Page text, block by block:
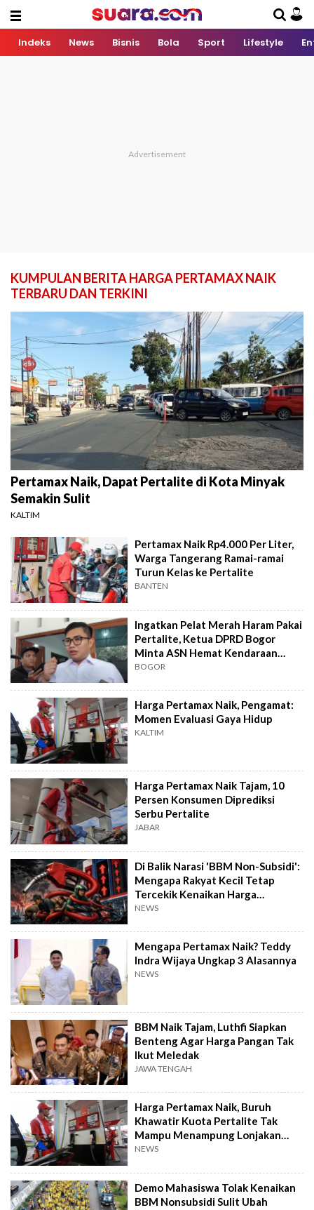
Indeks News Bisnis Bola Sport Lifestyle
KUMPULAN BERITA HARGA PERTAMAX NAIK
TERBARU DAN TERKINI
Pertamax Naik, Dapat Pertalite di Kota Minyak
Semakin Sulit
KALTIM
Pertamax Naik Rp4.000 Per Liter,
Warga Tangerang Ramai-ramai
Turun Kelas ke Pertalite
BANTEN
Ingatkan Pelat Merah Haram Pakai
Pertalite, Ketua DPRD Bogor
Minta ASN Hemat Kendaraan
Dinas
BOGOR
Harga Pertamax Naik, Pengamat:
Momen Evaluasi Gaya Hidup
KALTIM
Harga Pertamax Naik Tajam, 10
Persen Konsumen Diprediksi
Serbu Pertalite
JABAR
Di Balik Narasi 'BBM Non-Subsidi':
Mengapa Rakyat Kecil Tetap
Tercekik Kenaikan Harga
Pertamax?
NEWS
Mengapa Pertamax Naik? Teddy
Indra Wijaya Ungkap 3 Alasannya
NEWS
BBM Naik Tajam, Luthfi Siapkan
Benteng Agar Harga Pangan Tak
Ikut Meledak
JAWA TENGAH
Harga Pertamax Naik, Buruh
Khawatir Kuota Pertalite Tak
Mampu Menampung Lonjakan
Pengguna
NEWS
Demo Mahasiswa Tolak Kenaikan
BBM Nonsubsidi Sulit Ubah